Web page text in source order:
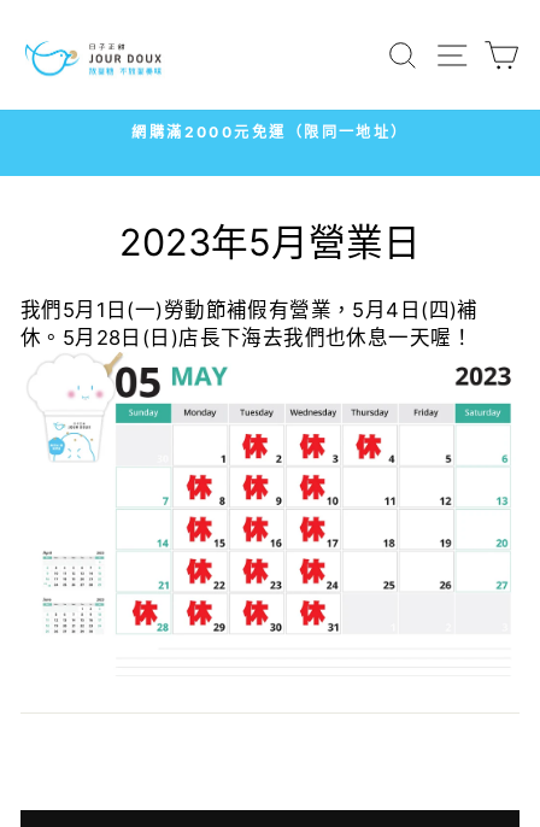
搜尋 網站
放
燈
片
購滿2000元免運（限同一地址）
2023年5月營業日
我們5月1日(一)勞動節補假有營業，5月4日(四)補
休。5月28日(日)店長下海去我們也休息一天喔！